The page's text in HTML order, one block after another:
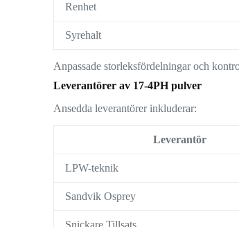
Renhet
Syrehalt
Anpassade storleksfördelningar och
Leverantörer av 17-4PH pulver
Ansedda leverantörer inkluderar:
Leverantör
LPW-teknik
Sandvik Osprey
Snickare Tillsats